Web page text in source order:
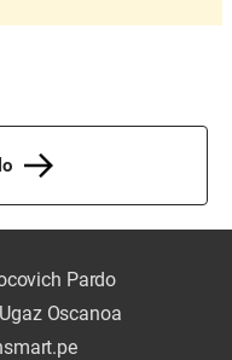
Pardo
Oscanoa